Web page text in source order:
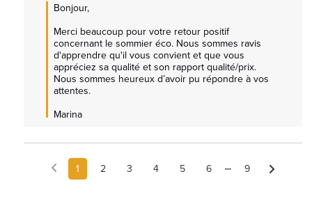
Bonjour,
Merci beaucoup pour votre retour positif
concernant le sommier éco. Nous sommes ravis
d'apprendre qu'il vous convient et que vous
appréciez sa qualité et son rapport qualité/prix.
Nous sommes heureux d’avoir pu répondre à vos
attentes.
Marina
1 2 3 4 5 6 9